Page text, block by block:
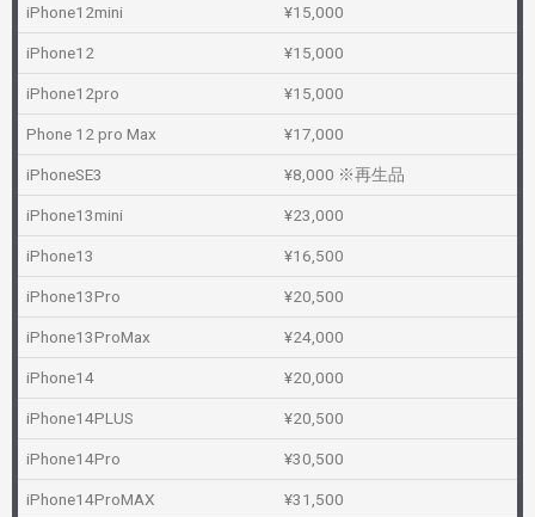
iPhone12mini ¥15,000
iPhone12 ¥15,000
iPhone12pro ¥15,000
Phone 12 pro Max ¥17,000
iPhoneSE3 ¥8,000 ※再生品
iPhone13mini ¥23,000
iPhone13 ¥16,500
iPhone13Pro ¥20,500
iPhone13ProMax ¥24,000
iPhone14 ¥20,000
iPhone14PLUS ¥20,500
iPhone14Pro ¥30,500
iPhone14ProMAX ¥31,500